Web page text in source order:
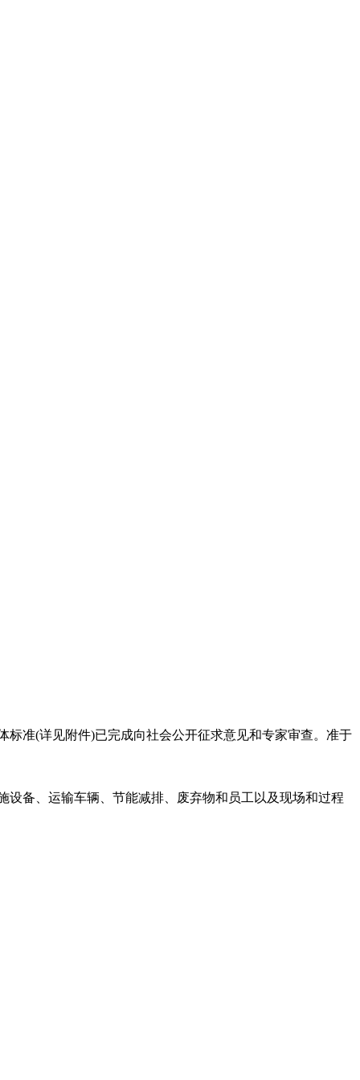
准(详见附件)已完成向社会公开征求意见和专家审查。准于
备、运输车辆、节能减排、废弃物和员工以及现场和过程